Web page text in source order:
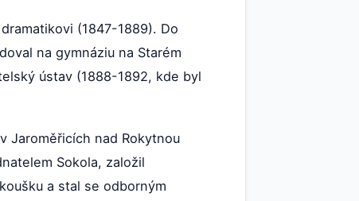
(1847-1889). Do
na gymnáziu na Starém
ústav (1888-1892, kde byl
Jaroměřicích nad Rokytnou
Sokola, založil
a stal se odborným